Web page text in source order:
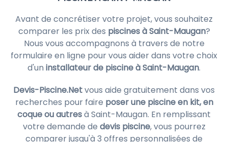
Avant de concrétiser votre projet, vous souhaitez
comparer les prix des piscines à Saint-Maugan?
Nous vous accompagnons à travers de notre
formulaire en ligne pour vous aider dans votre choix
d'un installateur de piscine à Saint-Maugan.
Devis-Piscine.Netvous aide gratuitement dans vos
recherches pour faire poser une piscine en kit, en
coque ou autresà Saint-Maugan. En remplissant
votre demande de devis piscine, vous pourrez
comparer jusqu'à 3 offres personnalisées de